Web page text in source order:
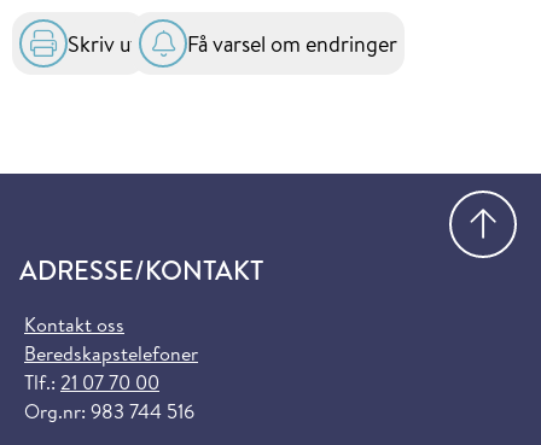
Skriv ut Få varsel om endringer
ADRESSE/KONTAKT
Kontakt oss
Beredskapstelefoner
Tlf.: 21 07 70 00
Org.nr: 983 744 516